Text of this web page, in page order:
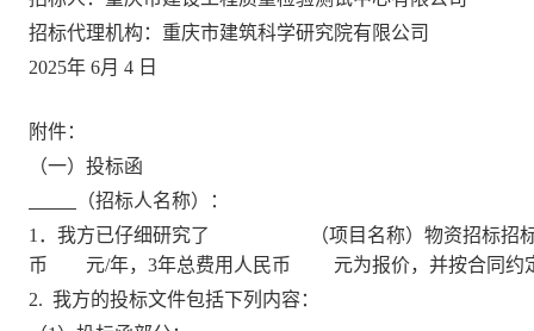
招标代理机构：重庆市建筑科学研究院有限公司
2025年 6月 4 日
附件：
（一）投标函
（招标人名称）：
1．我方已仔细研究了
（项目名称）物资招标招
币
元/年， 3年总费用 人民币 元为报价，并按合同约
2. 我方的投标文件包括下列内容：